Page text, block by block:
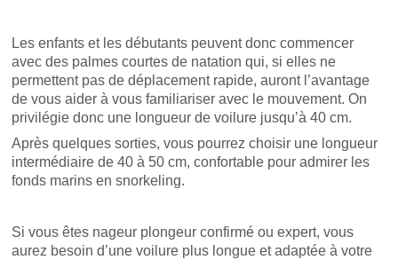
Les enfants et les débutants peuvent donc commencer
avec des palmes courtes de natation qui, si elles ne
permettent pas de déplacement rapide, auront l’avantage
de vous aider à vous familiariser avec le mouvement. On
privilégie donc une longueur de voilure jusqu’à 40 cm.
Après quelques sorties, vous pourrez choisir une longueur
intermédiaire de 40 à 50 cm, confortable pour admirer les
fonds marins en snorkeling.
Si vous êtes nageur plongeur confirmé ou expert, vous
aurez besoin d’une voilure plus longue et adaptée à votre